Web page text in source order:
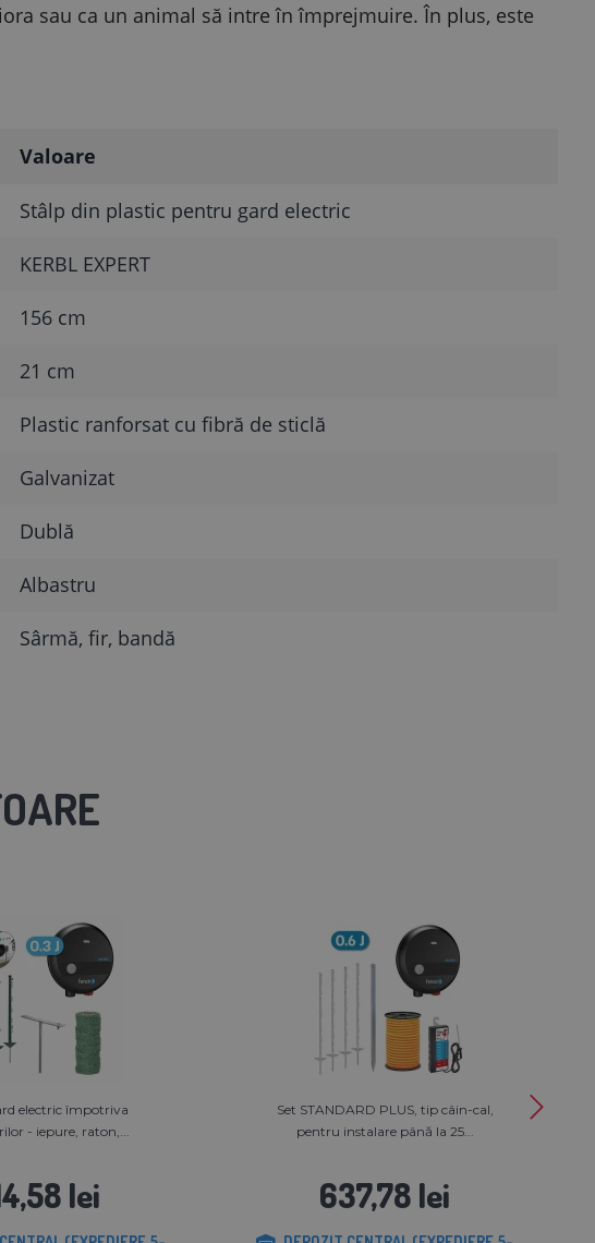
sau ca un animal să intre în împrejmuire. În plus, este
Valoare
Stâlp din plastic pentru gard electric
KERBL EXPERT
156 cm
21 cm
Plastic ranforsat cu fibră de sticlă
Galvanizat
Dublă
Albastru
Sârmă, fir, bandă
electric împotriva
- iepure, raton,...
lei
Set STANDARD PLUS, tip câin-cal,
pentru instalare până la 25...
637,78 lei